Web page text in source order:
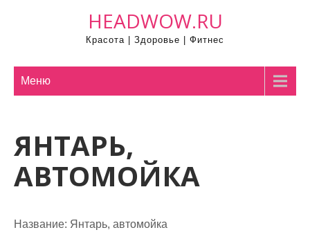
HEADWOW.RU
Красота | Здоровье | Фитнес
Меню
ЯНТАРЬ,
АВТОМОЙКА
Название: Янтарь, автомойка